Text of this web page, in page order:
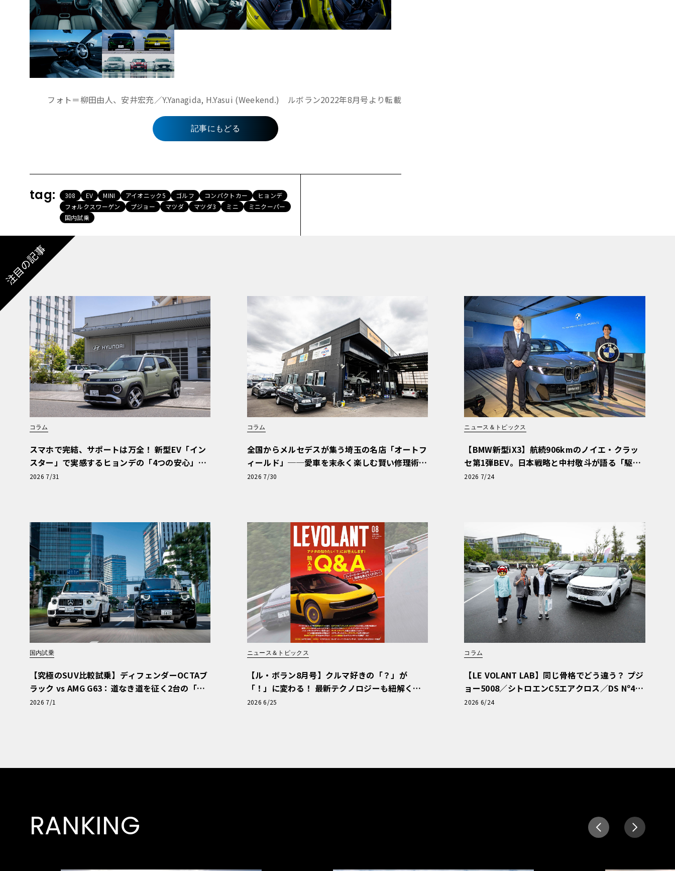
フォト＝柳田由人、安井宏充／Y.Yanagida, H.Yasui (Weekend.) ルボラン2022年8月号より転載
記事にもどる
tag: 308 EV MINI アイオニック5 ゴルフ コンパクトカー
ヒョンデ
フォルクスワーゲン
プジョー マツダ マツダ3 ミニ
ミニクーパー
国内試乗
注目の記事
コラム
スマホで完結、サポートは万全！ 新型EV「イン
スター」で実感するヒョンデの「4つの安心」
【第1回・ヒョンデ6つの疑問：Why? Hyunda
2026 7/31
コラム
全国からメルセデスが集う埼玉の名店「オートフ
ィールド」──愛車を末永く楽しむ賢い修理術
と、プロがフックス製オイルを選ぶ理由〈PR〉
2026 7/30
ニュース＆トピックス
【BMW新型iX3】航続906kmのノイエ・クラッ
セ第1弾BEV。日本戦略と中村敬斗が語る「駆け
ぬける歓び」
2026 7/24
国内試乗
【究極のSUV比較試乗】ディフェンダーOCTAブ
ラック vs AMG G63：道なき道を征く2台の「対
極的アプローチ」
2026 7/1
ニュース＆トピックス
【ル・ボラン8月号】クルマ好きの「？」が
「！」に変わる！ 最新テクノロジーも紐解く
「輸入車Q&A」
2026 6/25
コラム
【LE VOLANT LAB】同じ骨格でどう違う？ プジ
ョー5008／シトロエンC5エアクロス／DS Nº4
読者一気乗りレポート
2026 6/24
RANKING